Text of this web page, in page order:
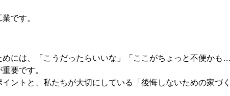
です。
には、「こうだったらいいな」「ここがちょっと不便か
要です。
ントと、私たちが大切にしている「後悔しないための家づ